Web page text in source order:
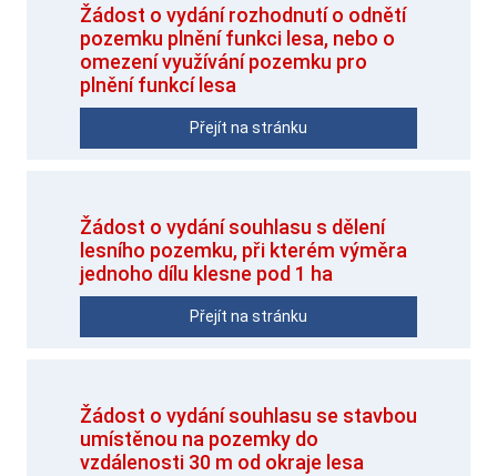
Žádost o vydání rozhodnutí o odnětí
pozemku plnění funkci lesa, nebo o
omezení využívání pozemku pro
plnění funkcí lesa
Přejít na stránku
Žádost o vydání souhlasu s dělení
lesního pozemku, při kterém výměra
jednoho dílu klesne pod 1 ha
Přejít na stránku
Žádost o vydání souhlasu se stavbou
umístěnou na pozemky do
vzdálenosti 30 m od okraje lesa